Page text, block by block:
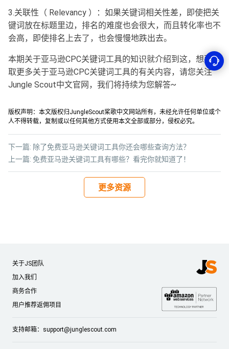
3.关联性（ Relevancy ）：如果关键词相关性差，即使把关
键词放在标题里边，排名的难度也会很大，而且转化率也不
会高，即使排名上去了，也会慢慢地跌出去。
本期关于亚马逊CPC关键词工具的知识就介绍到这，想要获
取更多关于亚马逊CPC关键词工具的有关内容，请您关注
Jungle Scout中文官网，我们将持续为您解答~
版权声明：本文版权归JungleScout桨歌中文网站所有，未经允许任何单位或个
人不得转载，复制或以任何其他方式使用本文全部或部分，侵权必究。
上一篇: 免费亚马逊关键词工具有哪些？看完你就知道了！
下一篇: 除了免费亚马逊关键词工具你还会哪些查询方法？
更多资源
关于JS团队
加入我们
商务合作
用户推荐返佣项目
支持邮箱： support@junglescout.com